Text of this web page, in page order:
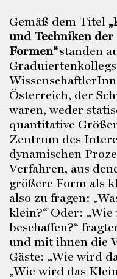
Gemäß dem Titel „
und Techniken
Formen“standen
Österreich, der
waren, weder
quantitative
Zentrum des
dynamischen
Verfahren, aus
größere Form als
also zu fragen:
klein?“ Oder:
beschaffen?“
und mit ihnen die
Gäste: „Wie wird
„Wie wird das